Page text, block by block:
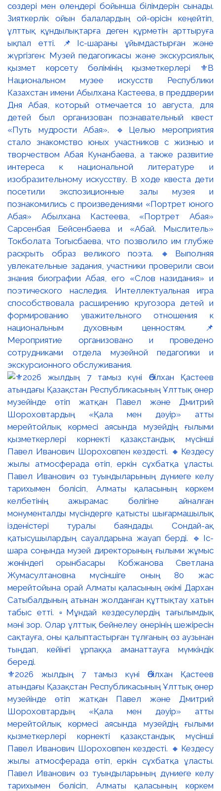
сөздері мен өлеңдері бойынша білімдерін сынады.
Зияткерлік ойын балалардың ой-өрісін кеңейтіп,
ұлттық құндылықтарға деген құрметін арттыруға
ықпал етті. 📌Іс-шараны ұйымдастырған және
жүргізген: Музей педагогикасы және экскурсиялық
қызмет көрсету бөлімінің қызметкерлері ⚜️В
Национальном музее искусств Республики
Казахстан имени Абылхана Кастеева, в преддверии
Дня Абая, который отмечается 10 августа, для
детей был организован познавательный квест
«Путь мудрости Абая». 🔹Целью мероприятия
стало знакомство юных участников с жизнью и
творчеством Абая Кунанбаева, а также развитие
интереса к национальной литературе и
изобразительному искусству. В ходе квеста дети
посетили экспозиционные залы музея и
познакомились с произведениями «Портрет юного
Абая» Абылхана Кастеева, «Портрет Абая»
Сарсенбая Бейсенбаева и «Абай. Мыслитель»
Токболата Тогысбаева, что позволило им глубже
раскрыть образ великого поэта. 🔸Выполняя
увлекательные задания, участники проверили свои
знания биографии Абая, его «Слов назидания» и
поэтического наследия. Интеллектуальная игра
способствовала расширению кругозора детей и
формированию уважительного отношения к
национальным духовным ценностям. 📌
Мероприятие организовано и проведено
сотрудниками отдела музейной педагогики и
экскурсионного обслуживания.
⚜️2026 жылдың 7 тамыз күні Әбілхан Қастеев
атындағы Қазақстан Республикасының Ұлттық өнер
музейінде өтіп жатқан Павел және Дмитрий
Шороховтардың «Қала мен дәуір» атты
мерейтойлық көрмесі аясында музейдің ғылыми
қызметкерлері көрнекті қазақстандық мүсінші
Павел Иванович Шороховпен кездесті. 🔸Кездесу
жылы атмосферада өтіп, еркін сұхбатқа ұласты.
Павел Иванович өз туындыларының дүниеге келу
тарихымен бөлісіп, Алматы қаласының көркем